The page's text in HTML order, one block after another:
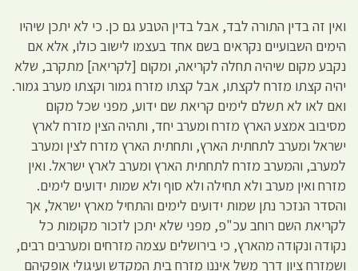
ואין זה בדין התורה לבד, אבל בדין הטבע גם כן. כי לא יתכן שיהיו
הימים השבועיים נקראים בשם אחד בעצמו לישוב כולו, אלא אם
נקבע מקום שיהיה תחלה לקריאה, ומקום [לקריאה] מתקרב, שלא
יהיה קצתו מזרח לקצתו, אבל קצתו מזרח גמור וקצתו מערב גמור.
ואם לאו לא תשלם לימים קריאת שם ידוע, מפני שכל מקום
מסיבוב אמצע הארץ מזרח ומערב יחד, ותהיה הצין מזרח לארץ
ישראל ומערב לתחתית הארץ, ותחתית הארץ מזרח לצין ומערב
למערב, והמערב מזרח לתחתית הארץ ומערב לארץ ישראל. ואין
מזרח ואין מערב ולא תחילה ולא סוף ולא שמות ידועים לימים.
והסדר הנזכר נתן שמות ידועים לימים והתחיל מארץ ישראל, אך
לקריאת השם רוחב עכ"פ, מפני שלא יתכן לזכור מקומות כל
נקודה ונקודה מהארץ, כי בירושלים עצמה מזרחים ומערבים רבים,
ושמזרח ציון דרך משל איננו מזרח בית המקדש ועיגולי אופקיהם